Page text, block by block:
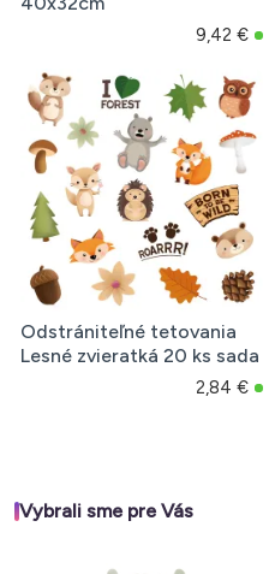
9,42 €
Odstrániteľné tetovania
Lesné zvieratká 20 ks sada
2,84 €
Vybrali sme pre Vás